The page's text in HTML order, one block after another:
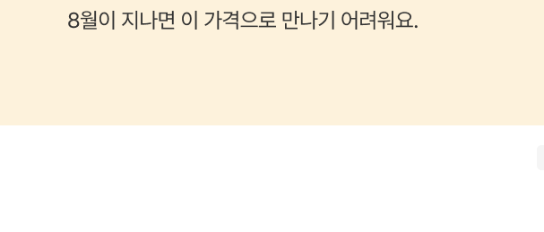
유아동/반려동물용품 생활가전